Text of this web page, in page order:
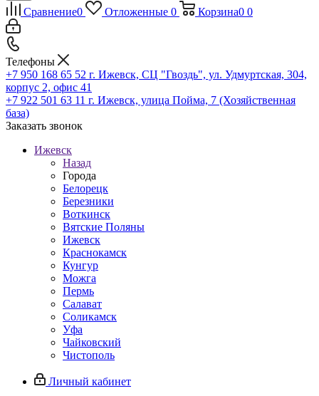
Сравнение0 Отложенные 0 Корзина0 0
Телефоны
+7 950 168 65 52 г. Ижевск, СЦ "Гвоздь", ул. Удмуртская, 304,
корпус 2, офис 41
+7 922 501 63 11 г. Ижевск, улица Пойма, 7 (Хозяйственная
база)
Заказать звонок
Ижевск
Назад
Города
Белорецк
Березники
Воткинск
Вятские Поляны
Ижевск
Краснокамск
Кунгур
Можга
Пермь
Салават
Соликамск
Уфа
Чайковский
Чистополь
Личный кабинет